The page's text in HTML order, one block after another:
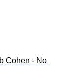
Cohen - No